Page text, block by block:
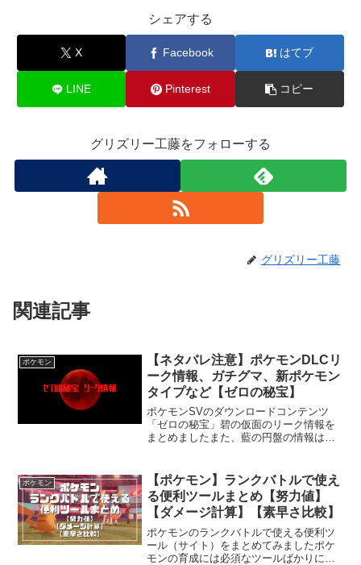
シェアする
X Facebook はてブ
LINE Pinterest コピー
グリズリー工藤をフォローする
グリズリー工藤
関連記事
ポケモン
【ネタバレ注意】ポケモンDLCリ
ーク情報、ガチグマ、新ポケモン
タイプなど【ゼロの秘宝】
ポケモンSVのダウンロードコンテンツ
「ゼロの秘宝」碧の仮面のリーク情報を
まとめましたまた、藍の円盤の情報は下
ス）のタイプタイプはどくタイプ固定の
複合タイプイイネイヌタイプ...
ポケモン
【ポケモン】ランクバトルで使え
る便利ツールまとめ【努力値】
【ダメージ計算】【素早さ比較】
ポケモンのランクバトルで使える便利ツ
ール（サイト）をまとめてみましたポケ
モンの育成には必須なツールばかりにな